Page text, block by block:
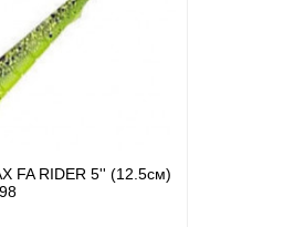
FA RIDER 5'' (12.5см)